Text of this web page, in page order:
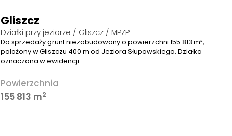
Gliszcz
Działki przy jeziorze / Gliszcz / MPZP
Do sprzedaży grunt niezabudowany o powierzchni 155 813 m²,
położony w Gliszczu 400 m od Jeziora Słupowskiego. Działka
oznaczona w ewidencji…
Powierzchnia
155 813 m2